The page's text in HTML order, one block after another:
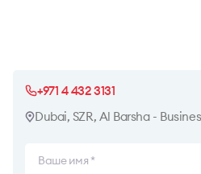
+971 4 432 3131
Dubai, SZR, Al Barsha -